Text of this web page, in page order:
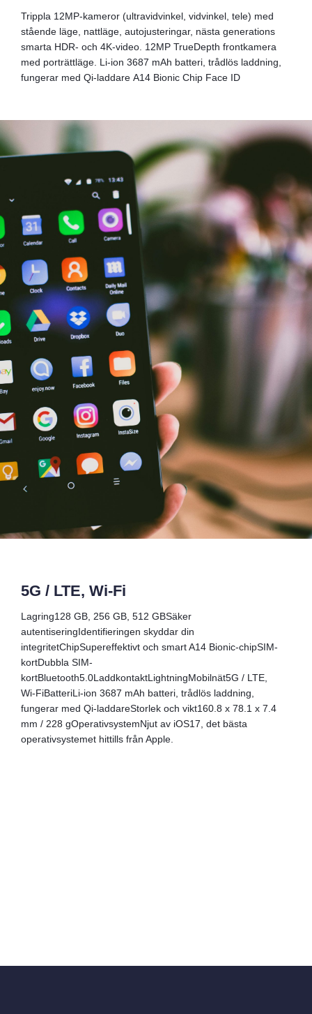
Trippla 12MP-kameror (ultravidvinkel, vidvinkel, tele) med
stående läge, nattläge, autojusteringar, nästa generations
smarta HDR- och 4K-video. 12MP TrueDepth frontkamera
med porträttläge. Li-ion 3687 mAh batteri, trådlös laddning,
fungerar med Qi-laddare A14 Bionic Chip Face ID
5G / LTE, Wi-Fi
Lagring128 GB, 256 GB, 512 GBSäker
autentiseringIdentifieringen skyddar din
integritetChipSupereffektivt och smart A14 Bionic‐chipSIM-
kortDubbla SIM-
kortBluetooth5.0LaddkontaktLightningMobilnät5G / LTE,
Wi-FiBatteriLi-ion 3687 mAh batteri, trådlös laddning,
fungerar med Qi-laddareStorlek och vikt160.8 x 78.1 x 7.4
mm / 228 gOperativsystemNjut av iOS17, det bästa
operativsystemet hittills från Apple.